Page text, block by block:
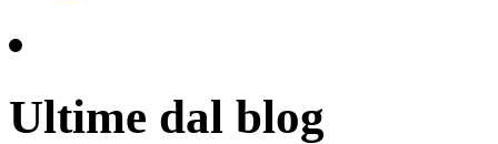
Ultime dal blog